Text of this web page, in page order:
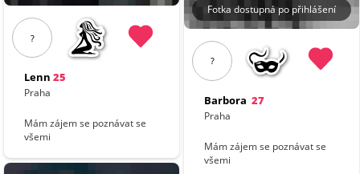
?
Lenn 25
Praha
Mám zájem se poznávat se
všemi
Fotka dostupná po přihlášení
?
Barbora 27
Praha
Mám zájem se poznávat se
všemi